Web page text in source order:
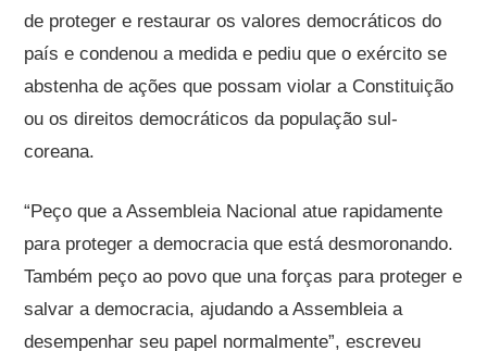
de proteger e restaurar os valores democráticos do
país e condenou a medida e pediu que o exército se
abstenha de ações que possam violar a Constituição
ou os direitos democráticos da população sul-
coreana.
“Peço que a Assembleia Nacional atue rapidamente
para proteger a democracia que está desmoronando.
Também peço ao povo que una forças para proteger e
salvar a democracia, ajudando a Assembleia a
desempenhar seu papel normalmente”, escreveu